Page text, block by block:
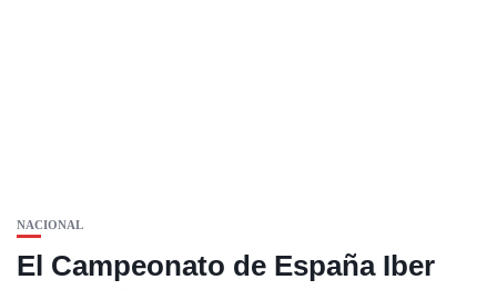
NACIONAL
El Campeonato de España Iber